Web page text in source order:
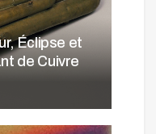
Éclipse et
de Cuivre